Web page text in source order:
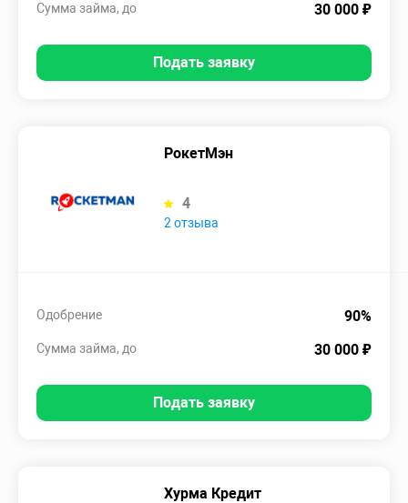
30 000 ₽
Сумма займа, до
Подать заявку
РокетМэн
4
2 отзыва
90%
Одобрение
30 000 ₽
Сумма займа, до
Подать заявку
Хурма Кредит